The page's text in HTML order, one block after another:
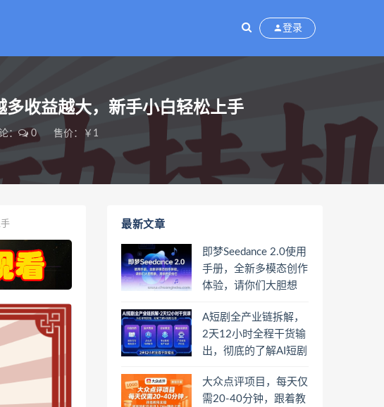
登录
收益越大，新手小白轻松上手
： 0 售价：￥1
最新文章
即梦Seedance 2.0使用
手册，全新多模态创作
体验，请你们大胆想
A短剧全产业链拆解，
2天12小时全程干货输
出，彻底的了解AI短剧
大众点评项目，每天仅
需20-40分钟，跟着教